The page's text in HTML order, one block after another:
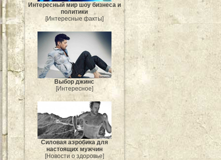
Интересный мир шоу бизнеса и
политики
[Интересные факты]
Выбор джинс
[Интересное]
Силовая аэробика для
настоящих мужчин
[Новости о здоровье]